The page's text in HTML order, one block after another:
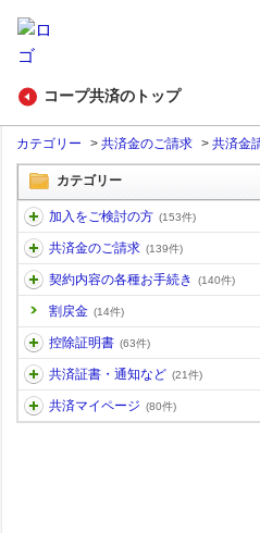
コープ共済のトップ
カテゴリー > 共済金のご請求 > 共済金
カテゴリー
加入をご検討の方 (153件)
共済金のご請求 (139件)
契約内容の各種お手続き (140件)
割戻金 (14件)
控除証明書 (63件)
共済証書・通知など (21件)
共済マイページ (80件)